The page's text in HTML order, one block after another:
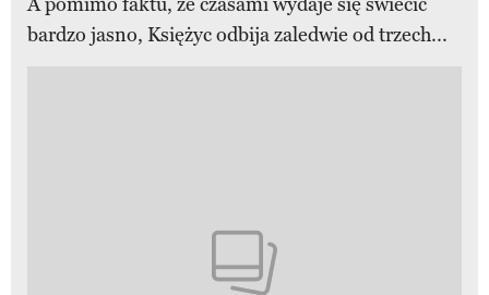
bardzo jasno, Księżyc odbija zaledwie od trzech...